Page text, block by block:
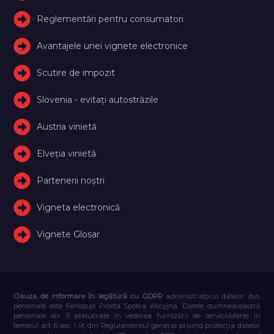
Reglementări pentru consumatori
Avantajele unei vignete electronice
Scutire de impozit
Slovenia - evitați autostrăzile
Austria vinietă
Elveţia vinietă
Partenerii noștri
Vigneta electronică
Vignete Glosar
Clauza de informare în legătură cu GDPR administratorul datelor dvs.
personale este Feniqs.pl Prosta Spółka Akcyjna. Datele dumneavoastră
personale vor fi prelucrate în vederea furnizării de servicii/oferte în
temeiul art. 6 sec. 1 lit. din Regulamentul general privind protecția datelor